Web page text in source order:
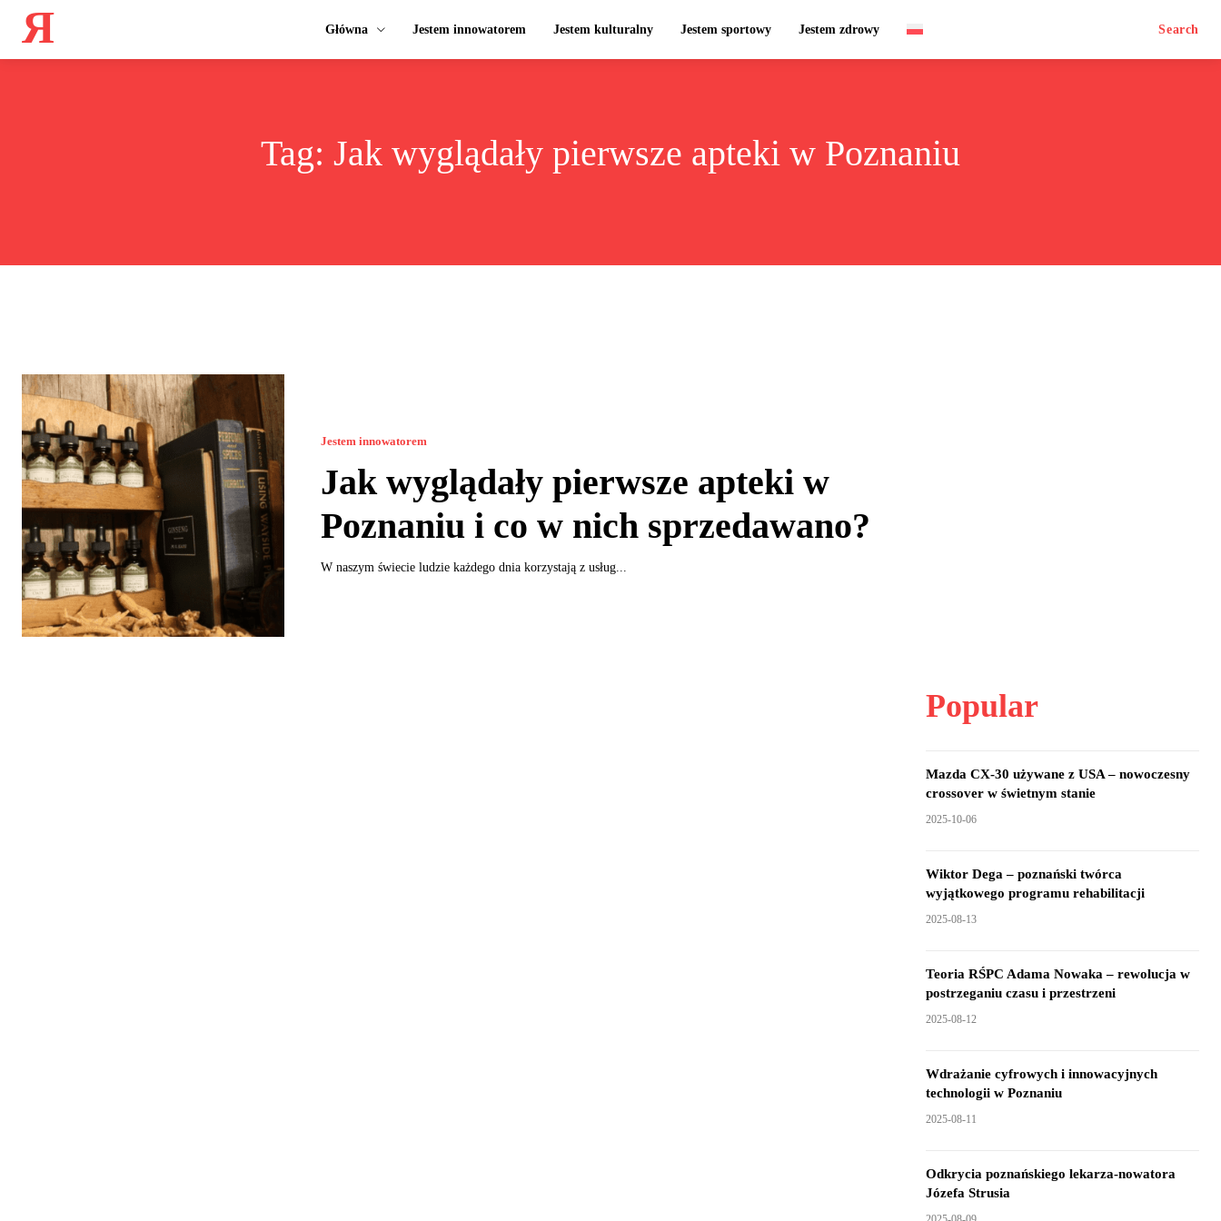
Я Główna Jestem innowatorem Jestem kulturalny Jestem sportowy Jestem zdrowy Search
Tag: Jak wyglądały pierwsze apteki w Poznaniu
Jestem innowatorem
Jak wyglądały pierwsze apteki w
Poznaniu i co w nich sprzedawano?
W naszym świecie ludzie każdego dnia korzystają z usług...
Popular
Mazda CX-30 używane z USA – nowoczesny
crossover w świetnym stanie
2025-10-06
Wiktor Dega – poznański twórca
wyjątkowego programu rehabilitacji
2025-08-13
Teoria RŚPC Adama Nowaka – rewolucja w
postrzeganiu czasu i przestrzeni
2025-08-12
Wdrażanie cyfrowych i innowacyjnych
technologii w Poznaniu
2025-08-11
Odkrycia poznańskiego lekarza-nowatora
Józefa Strusia